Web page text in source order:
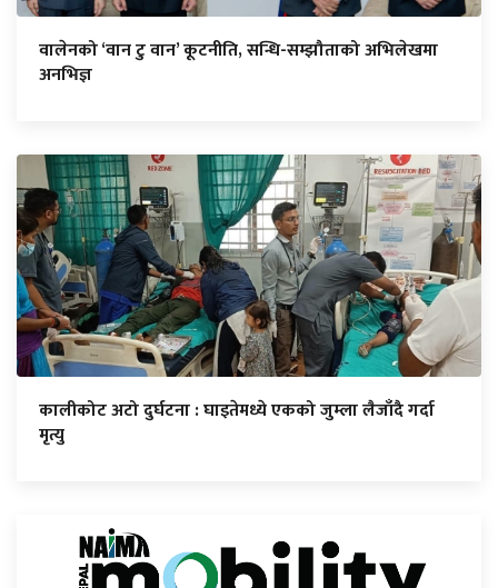
वालेनको ‘वान टु वान’ कूटनीति, सन्धि-सम्झौताको अभिलेखमा
अनभिज्ञ
कालीकोट अटो दुर्घटना : घाइतेमध्ये एकको जुम्ला लैजाँदै गर्दा
मृत्यु